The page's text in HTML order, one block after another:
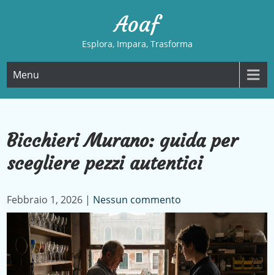
Aoaf
Esplora, Impara, Trasforma
Menu
Bicchieri Murano: guida per
scegliere pezzi autentici
Febbraio 1, 2026 | Nessun commento